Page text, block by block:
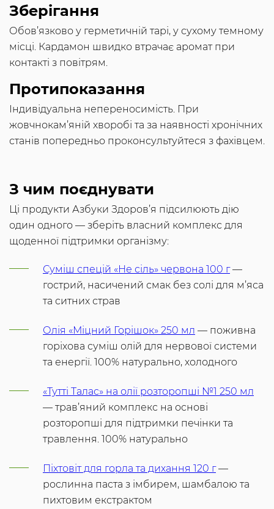
Зберігання
Обов’язково у герметичній тарі, у сухому темному
місці. Кардамон швидко втрачає аромат при
контакті з повітрям.
Протипоказання
Індивідуальна непереносимість. При
жовчнокам’яній хворобі та за наявності хронічних
станів попередньо проконсультуйтеся з фахівцем.
З чим поєднувати
Ці продукти Азбуки Здоров’я підсилюють дію
один одного — зберіть власний комплекс для
щоденної підтримки організму:
Суміш спецій «Не сіль» червона 100 г—
гострий, насичений смак без солі для м’яса
та ситних страв
Олія «Міцний Горішок» 250 мл — поживна
горіхова суміш олій для нервової системи
та енергії. 100% натурально, холодного
«Тутті Талас» на олії розторопші №1 250 мл
— трав’яний комплекс на основі
розторопші для підтримки печінки та
травлення. 100% натурально
Піхтовіт для горла та дихання 120 г—
рослинна паста з імбирем, шамбалою та
пихтовим екстрактом